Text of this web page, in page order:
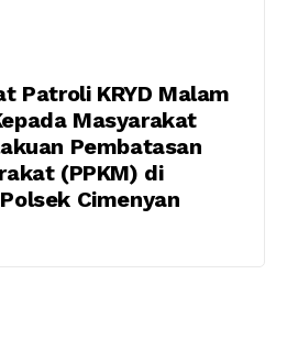
Patroli KRYD Malam
Masyarakat
Pembatasan
(PPKM) di
Cimenyan